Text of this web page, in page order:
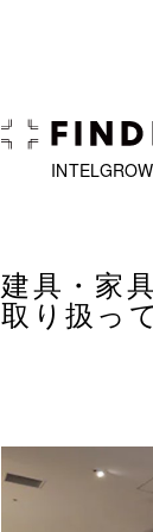
建具・家
取り扱っ